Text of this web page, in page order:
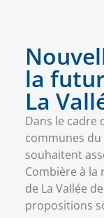
la
La
Dans le cadre
communes du
souhaitent
Combière à
de La Vallée
propositions